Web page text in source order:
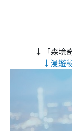
↓「森境
↓漫遊